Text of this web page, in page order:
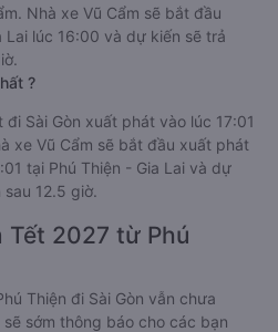
Nhà xe Vũ Cẩm sẽ bắt đầu
Lai lúc 16:00 và dự kiến sẽ trả
?
Sài Gòn xuất phát vào lúc 17:01
xe Vũ Cẩm sẽ bắt đầu xuất phát
tại Phú Thiện - Gia Lai và dự
12.5 giờ.
Tết 2027 từ Phú
Thiện đi Sài Gòn vẫn chưa
sớm thông báo cho các bạn